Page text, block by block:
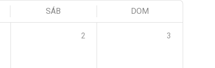
SÁB DOM
2 3